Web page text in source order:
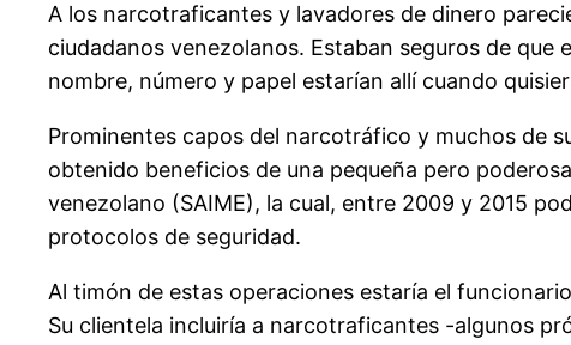
A los narcotraficantes y lavadores de dinero
ciudadanos venezolanos. Estaban seguros de
nombre, número y papel estarían allí cuando
Prominentes capos del narcotráfico y muchos de
obtenido beneficios de una pequeña pero
venezolano (SAIME), la cual, entre 2009 y 2015
protocolos de seguridad.
Al timón de estas operaciones estaría el
Su clientela incluiría a narcotraficantes -algunos